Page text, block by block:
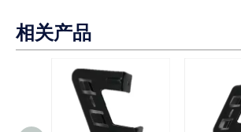
相关产品